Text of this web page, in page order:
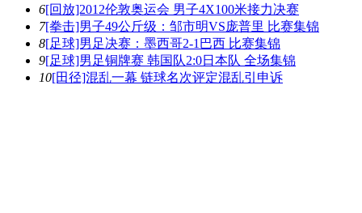
6[回放]2012伦敦奥运会 男子4X100米接力决赛
7[拳击]男子49公斤级：邹市明VS庞普里 比赛集锦
8[足球]男足决赛：墨西哥2-1巴西 比赛集锦
9[足球]男足铜牌赛 韩国队2:0日本队 全场集锦
10[田径]混乱一幕 链球名次评定混乱引申诉